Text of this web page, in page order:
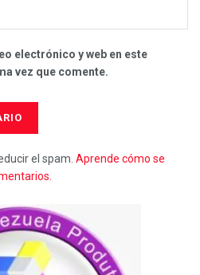
electrónico y web en este
vez que comente.
el spam. Aprende cómo se